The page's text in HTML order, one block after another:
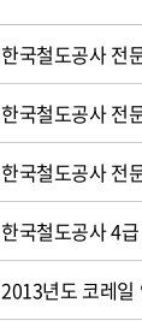
한국철도공사 전
한국철도공사 전
한국철도공사 전
한국철도공사 4
2013년도 코레일